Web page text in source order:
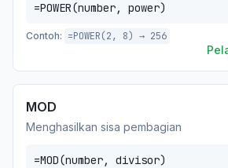
=POWER(number, power)
Contoh: =POWER(2, 8) → 256
MOD
Menghasilkan sisa pembagian
=MOD(number, divisor)